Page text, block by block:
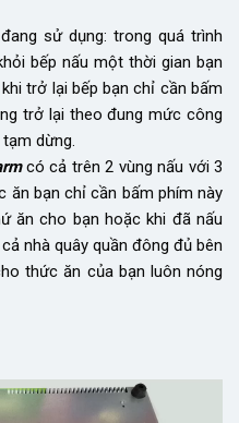
sử dụng: trong quá trình
bếp nấu một thời gian bạn
trở lại bếp bạn chỉ cần bấm
trở lại theo đung mức công
dừng.
có cả trên 2 vùng nấu với 3
ăn bạn chỉ cần bấm phím này
ăn cho bạn hoặc khi đã nấu
nhà quây quần đông đủ bên
thức ăn của bạn luôn nóng